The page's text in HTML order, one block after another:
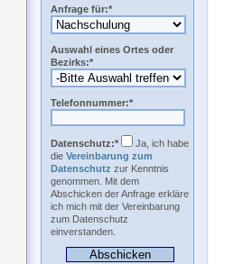
Anfrage für:*
Auswahl eines Ortes oder
Bezirks:*
Telefonnummer:*
Datenschutz:*
Ja, ich habe
die Vereinbarung zum
Datenschutz zur Kenntnis
genommen. Mit dem
Abschicken der Anfrage erkläre
ich mich mit der Vereinbarung
zum Datenschutz
einverstanden.